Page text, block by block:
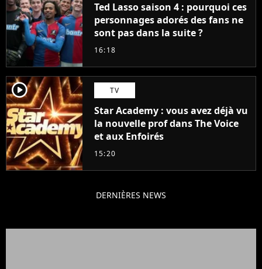
Ted Lasso saison 4 : pourquoi ces
personnages adorés des fans ne
sont pas dans la suite ?
16:18
player2 TV
Star Academy : vous avez déjà vu
la nouvelle prof dans The Voice
et aux Enfoirés
15:20
DERNIÈRES NEWS